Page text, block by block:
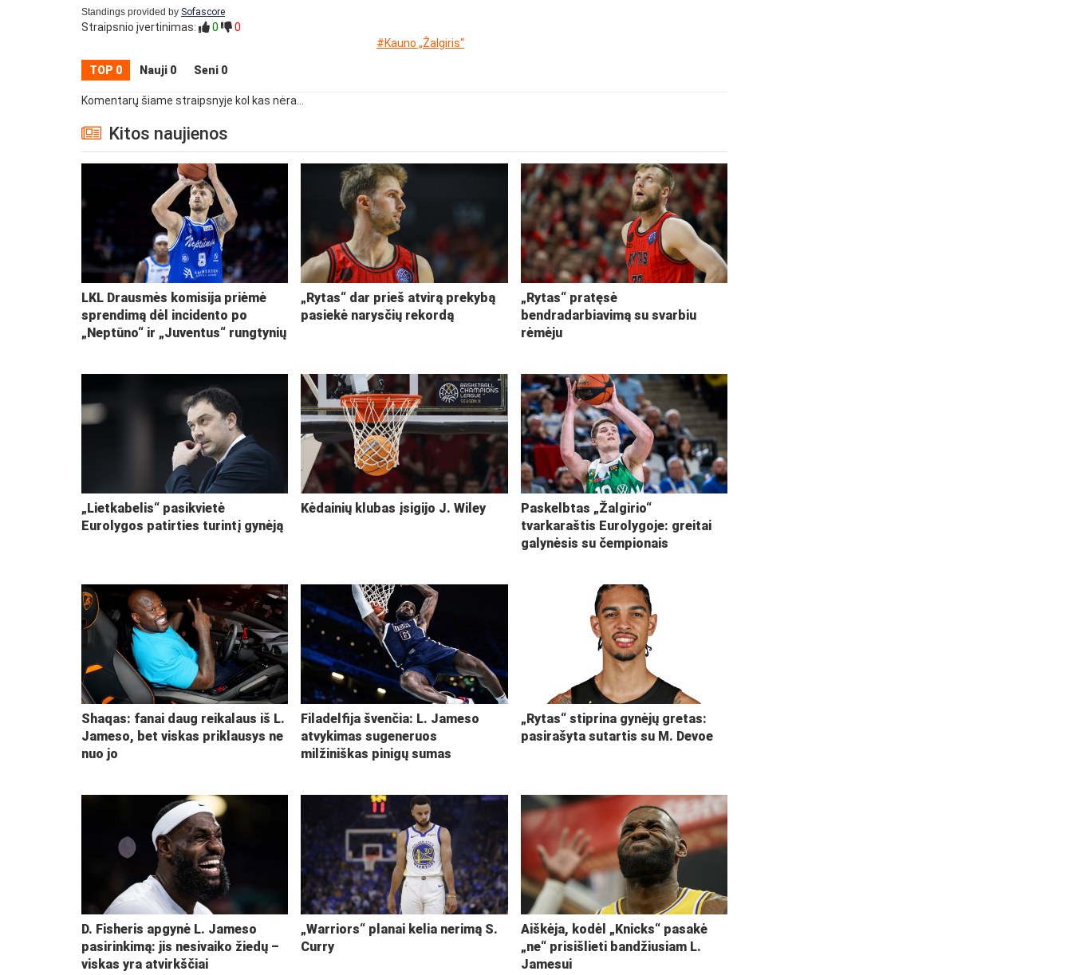
Standings provided by Sofascore
Straipsnio įvertinimas: 0
0
#Kauno „Žalgiris“
TOP 0 Nauji 0 Seni 0
Komentarų šiame straipsnyje kol kas nėra...
Kitos naujienos
LKL Drausmės komisija priėmė
sprendimą dėl incidento po
„Neptūno“ ir „Juventus“ rungtynių
„Rytas“ dar prieš atvirą prekybą
pasiekė narysčių rekordą
„Rytas“ pratęsė
bendradarbiavimą su svarbiu
rėmėju
„Lietkabelis“ pasikvietė
Eurolygos patirties turintį gynėją
Kėdainių klubas įsigijo J. Wiley
Paskelbtas „Žalgirio“
tvarkaraštis Eurolygoje: greitai
galynėsis su čempionais
Shaqas: fanai daug reikalaus iš L.
Jameso, bet viskas priklausys ne
nuo jo
Filadelfija švenčia: L. Jameso
atvykimas sugeneruos
milžiniškas pinigų sumas
„Rytas“ stiprina gynėjų gretas:
pasirašyta sutartis su M. Devoe
D. Fisheris apgynė L. Jameso
pasirinkimą: jis nesivaiko žiedų –
viskas yra atvirkščiai
„Warriors“ planai kelia nerimą S.
Curry
Aiškėja, kodėl „Knicks“ pasakė
„ne“ prisišlieti bandžiusiam L.
Jamesui